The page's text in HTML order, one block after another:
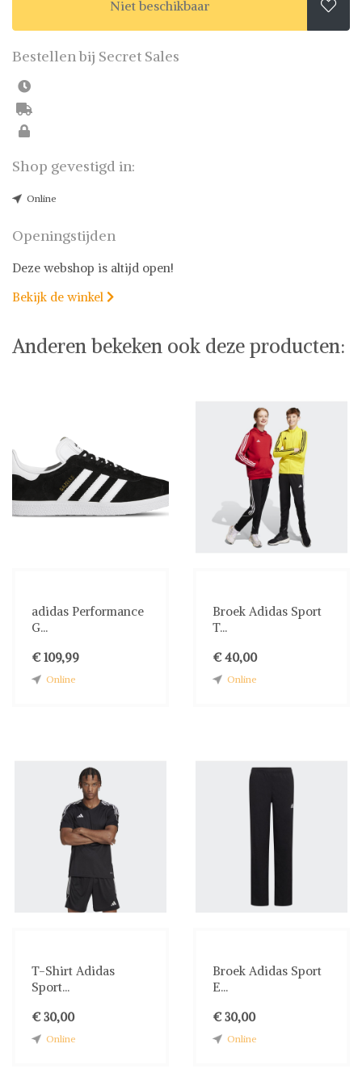
Niet beschikbaar 
Bestellen bij Secret Sales
Shop gevestigd in:
Online
Openingstijden
Deze webshop is altijd open!
Bekijk de winkel 
Anderen bekeken ook deze producten:
adidas Performance
G...
€ 109,99
Online
Broek Adidas Sport
T...
€ 40,00
Online
T-Shirt Adidas
Sport...
€ 30,00
Online
Broek Adidas Sport
E...
€ 30,00
Online